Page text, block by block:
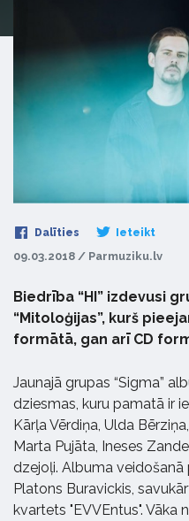
Dalīties Ieteikt
09.03.2018 / Parmuziku.lv
Biedrība “HI” izdevusi
“Mitoloģijas”, kurš
formātā, gan arī CD
Jaunajā grupas “Sigma”
dziesmas, kuru pamatā ir
Kārļa Vērdiņa, Ulda
Marta Pujāta, Ineses
dzejoļi. Albuma veidošanā
Platons Buravickis,
kvartets "EVVEntus".